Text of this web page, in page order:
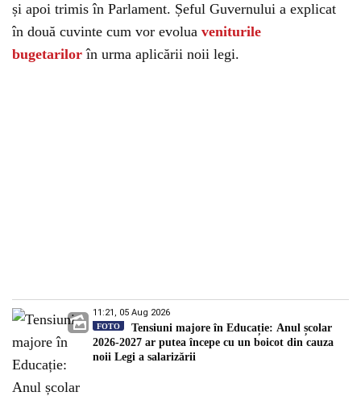
și apoi trimis în Parlament. Șeful Guvernului a explicat
în două cuvinte cum vor evolua veniturile
bugetarilor în urma aplicării noii legi.
11:21, 05 Aug 2026
FOTO
Tensiuni majore în Educație: Anul școlar
2026-2027 ar putea începe cu un boicot din cauza
noii Legi a salarizării